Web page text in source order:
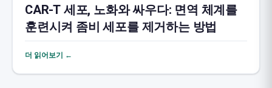
CAR-T 세포, 노화와 싸우다: 면역 체계를
훈련시켜 좀비 세포를 제거하는 방법
더 읽어보기 ←